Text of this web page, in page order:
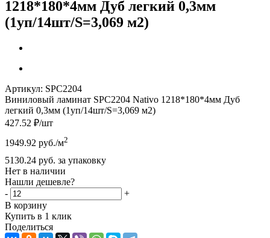
1218*180*4мм Дуб легкий 0,3мм
(1уп/14шт/S=3,069 м2)
Артикул: SPC2204
Виниловый ламинат SPC2204 Nativo 1218*180*4мм Дуб
легкий 0,3мм (1уп/14шт/S=3,069 м2)
427.52 ₽/шт
1949.92 руб./м2
5130.24 руб. за упаковку
Нет в наличии
Нашли дешевле?
-
+
В корзину
Купить в 1 клик
Поделиться